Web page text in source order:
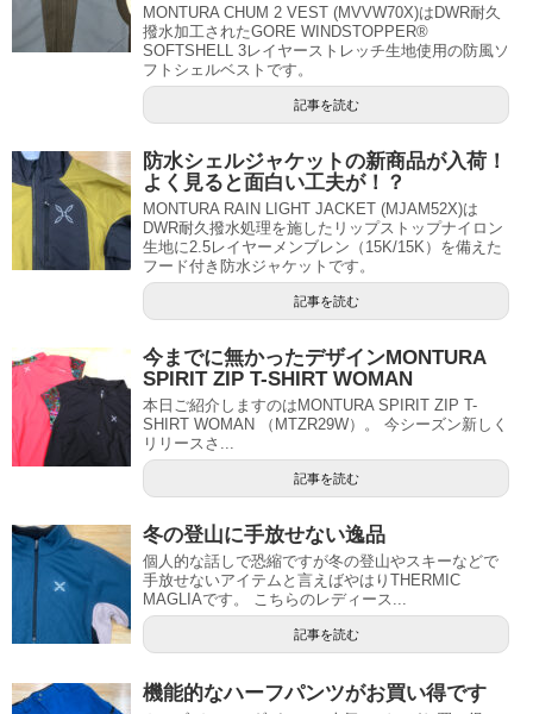
MONTURA CHUM 2 VEST (MVVW70X)はDWR耐久
撥水加工されたGORE WINDSTOPPER®
SOFTSHELL 3レイヤーストレッチ生地使用の防風ソ
フトシェルベストです。
記事を読む
防水シェルジャケットの新商品が入荷！
よく見ると面白い工夫が！？
MONTURA RAIN LIGHT JACKET (MJAM52X)は
DWR耐久撥水処理を施したリップストップナイロン
生地に2.5レイヤーメンブレン（15K/15K）を備えた
フード付き防水ジャケットです。
記事を読む
今までに無かったデザインMONTURA
SPIRIT ZIP T-SHIRT WOMAN
本日ご紹介しますのはMONTURA SPIRIT ZIP T-
SHIRT WOMAN （MTZR29W）。 今シーズン新しく
リリースさ...
記事を読む
冬の登山に手放せない逸品
個人的な話しで恐縮ですが冬の登山やスキーなどで
手放せないアイテムと言えばやはりTHERMIC
MAGLIAです。 こちらのレディース...
記事を読む
機能的なハーフパンツがお買い得です